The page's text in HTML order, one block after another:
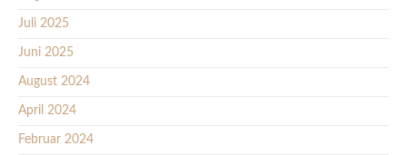
Juli 2025
Juni 2025
August 2024
April 2024
Februar 2024